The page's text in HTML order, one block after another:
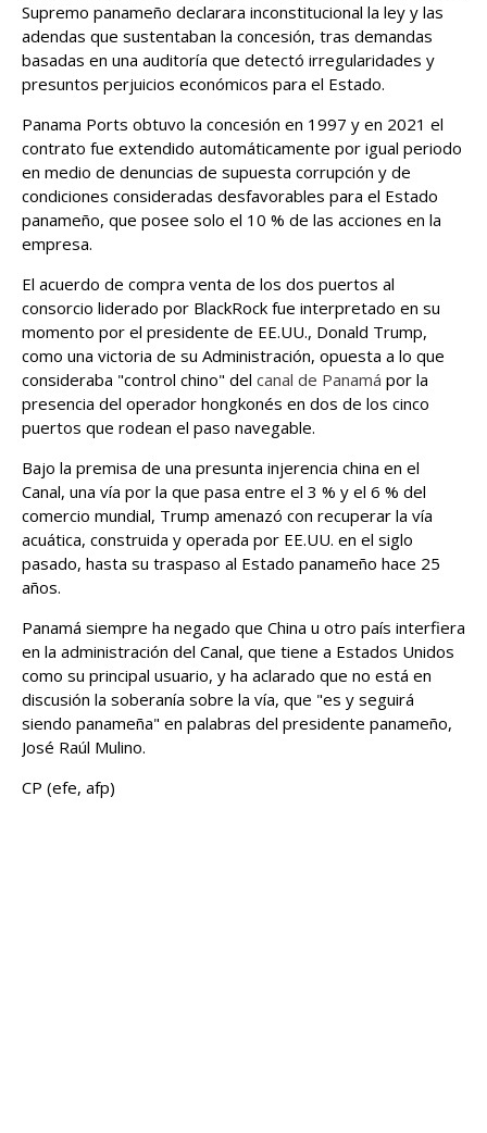
Supremo panameño declarara inconstitucional la ley y las
adendas que sustentaban la concesión, tras demandas
basadas en una auditoría que detectó irregularidades y
presuntos perjuicios económicos para el Estado.
Panama Ports obtuvo la concesión en 1997 y en 2021 el
contrato fue extendido automáticamente por igual periodo
en medio de denuncias de supuesta corrupción y de
condiciones consideradas desfavorables para el Estado
panameño, que posee solo el 10 % de las acciones en la
empresa.
El acuerdo de compra venta de los dos puertos al
consorcio liderado por BlackRock fue interpretado en su
momento por el presidente de EE.UU., Donald Trump,
como una victoria de su Administración, opuesta a lo que
consideraba "control chino" del canal de Panamá por la
presencia del operador hongkonés en dos de los cinco
puertos que rodean el paso navegable.
Bajo la premisa de una presunta injerencia china en el
Canal, una vía por la que pasa entre el 3 % y el 6 % del
comercio mundial, Trump amenazó con recuperar la vía
acuática, construida y operada por EE.UU. en el siglo
pasado, hasta su traspaso al Estado panameño hace 25
años.
Panamá siempre ha negado que China u otro país interfiera
en la administración del Canal, que tiene a Estados Unidos
como su principal usuario, y ha aclarado que no está en
discusión la soberanía sobre la vía, que "es y seguirá
siendo panameña" en palabras del presidente panameño,
José Raúl Mulino.
CP (efe, afp)